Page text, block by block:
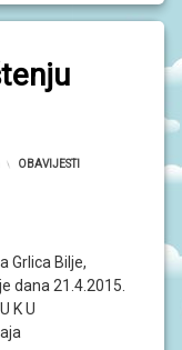
Kategorije:
OBAVIJESTI
Grlica Bilje,
dana 21.4.2015.
U